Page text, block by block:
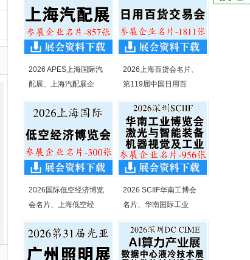
2026 APES上海国际汽
配展、上海汽配展企
2026上海百货会名片、
第119届中国日用百
2026国际低空经济博览
会名片、上海低空经
2026 SCIIF华南工博会
名片、华南国际工业